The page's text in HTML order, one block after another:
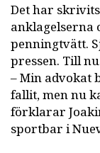
Det har
anklagelserna
penningtvätt.
pressen. Till
– Min advokat
fallit, men nu
förklarar
sportbar i